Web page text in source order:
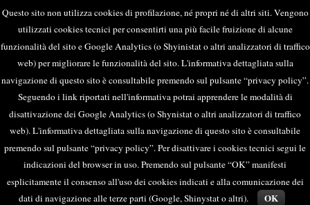
E.INFO@MABCANTU.COM |T.+39 031
73.15.05
AZIENDA
Questo sito non utilizza cookies di profilazione, né propri né di altri siti. Vengono
utilizzati cookies tecnici per consentirti una più facile fruizione di alcune
funzionalità del sito e Google Analytics (o Shyinistat o altri analizzatori di traffico
web) per migliorare le funzionalità del sito. L'informativa dettagliata sulla
navigazione di questo sito è consultabile premendo sul pulsante “privacy policy”.
Seguendo i link riportati nell'informativa potrai apprendere le modalità di
disattivazione dei Google Analytics (o Shynistat o altri analizzatori di traffico
web). L'informativa dettagliata sulla navigazione di questo sito è consultabile
premendo sul pulsante “privacy policy”. Per disattivare i cookies tecnici segui le
indicazioni del browser in uso. Premendo sul pulsante “OK” manifesti
esplicitamente il consenso all'uso dei cookies indicati e alla comunicazione dei
dati di navigazione alle terze parti (Google, Shinystat o altri).
OK